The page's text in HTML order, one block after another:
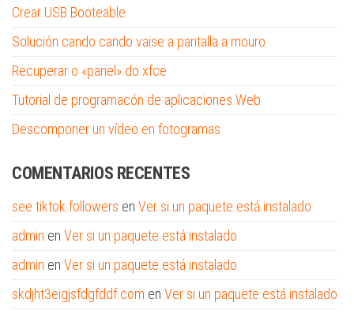
Crear USB Booteable
Solución cando cando vaise a pantalla a mouro
Recuperar o «panel» do xfce
Tutorial de programacón de aplicaciones Web
Descomponer un vídeo en fotogramas
COMENTARIOS RECENTES
see tiktok followers en Ver si un paquete está instalado
admin en Ver si un paquete está instalado
admin en Ver si un paquete está instalado
skdjht3eigjsfdgfddf.com en Ver si un paquete está instalado